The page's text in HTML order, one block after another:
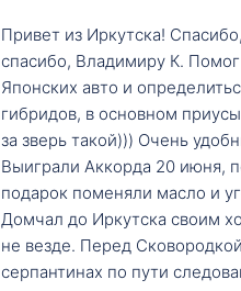
Привет из Иркутска!
спасибо, Владимиру К.
Японских авто и
гибридов, в основном
за зверь такой))) Очень
Выиграли Аккорда 20 июня,
подарок поменяли масло и
Домчал до Иркутска своим
не везде. Перед
серпантинах по пути